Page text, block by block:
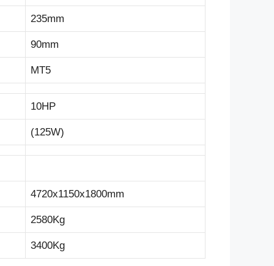
235mm
90mm
MT5
10HP
(125W)
4720x1150x1800mm
2580Kg
3400Kg